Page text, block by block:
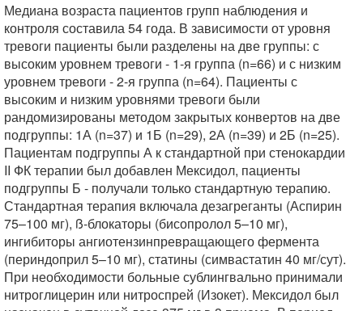
Медиана возраста пациентов групп наблюдения и
контроля составила 54 года. В зависимости от уровня
тревоги пациенты были разделены на две группы: с
высоким уровнем тревоги - 1-я группа (n=66) и с низким
уровнем тревоги - 2-я группа (n=64). Пациенты с
высоким и низким уровнями тревоги были
рандомизированы методом закрытых конвертов на две
подгруппы: 1А (n=37) и 1Б (n=29), 2А (n=39) и 2Б (n=25).
Пациентам подгруппы А к стандартной при стенокардии
II ФК терапии был добавлен Мексидол, пациенты
подгруппы Б - получали только стандартную терапию.
Стандартная терапия включала дезагреганты (Аспирин
75–100 мг), ß-блокаторы (бисопролол 5–10 мг),
ингибиторы ангиотензинпревращающего фермента
(периндоприл 5–10 мг), статины (симвастатин 40 мг/сут).
При необходимости больные сублингвально принимали
нитроглицерин или нитроспрей (Изокет). Мексидол был